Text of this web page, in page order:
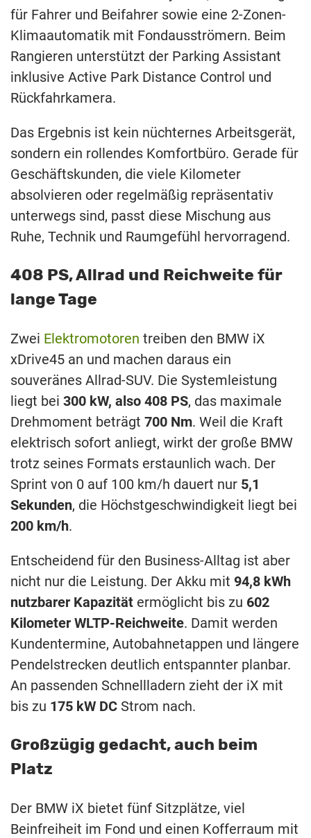
für Fahrer und Beifahrer sowie eine 2-Zonen-
Klimaautomatik mit Fondausströmern. Beim
Rangieren unterstützt der Parking Assistant
inklusive Active Park Distance Control und
Rückfahrkamera.
Das Ergebnis ist kein nüchternes Arbeitsgerät,
sondern ein rollendes Komfortbüro. Gerade für
Geschäftskunden, die viele Kilometer
absolvieren oder regelmäßig repräsentativ
unterwegs sind, passt diese Mischung aus
Ruhe, Technik und Raumgefühl hervorragend.
408 PS, Allrad und Reichweite für
lange Tage
Zwei Elektromotoren treiben den BMW iX
xDrive45 an und machen daraus ein
souveränes Allrad-SUV. Die Systemleistung
liegt bei 300 kW, also 408 PS, das maximale
Drehmoment beträgt 700 Nm. Weil die Kraft
elektrisch sofort anliegt, wirkt der große BMW
trotz seines Formats erstaunlich wach. Der
Sprint von 0 auf 100 km/h dauert nur 5,1
Sekunden, die Höchstgeschwindigkeit liegt bei
200 km/h.
Entscheidend für den Business-Alltag ist aber
nicht nur die Leistung. Der Akku mit 94,8 kWh
nutzbarer Kapazität ermöglicht bis zu 602
Kilometer WLTP-Reichweite. Damit werden
Kundentermine, Autobahnetappen und längere
Pendelstrecken deutlich entspannter planbar.
An passenden Schnellladern zieht der iX mit
bis zu 175 kW DC Strom nach.
Großzügig gedacht, auch beim
Platz
Der BMW iX bietet fünf Sitzplätze, viel
Beinfreiheit im Fond und einen Kofferraum mit